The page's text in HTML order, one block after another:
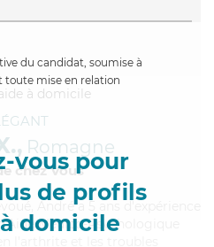
du candidat, soumise à
toute mise en relation
vous pour
de profils
domicile
Romagne
chez Vous
André a 5 ans d'expérience
Médico-Psychologique